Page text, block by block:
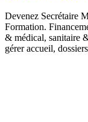
Devenez Secrétaire
Formation.
& médical, sanitaire
gérer accueil,